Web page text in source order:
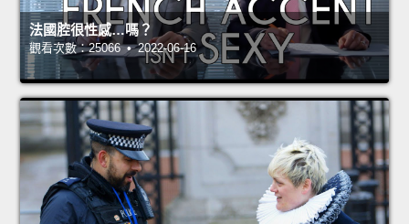
法國腔很性感…嗎？
觀看次數：25066 • 2022-06-16